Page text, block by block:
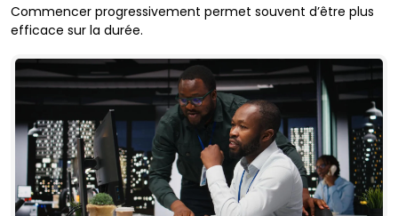
Commencer progressivement permet souvent d’être plus
efficace sur la durée.